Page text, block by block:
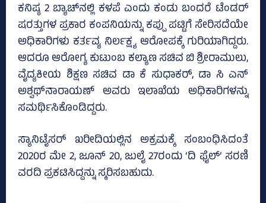
ಕನಿಷ್ಠ 2 ಬ್ಯಾಚ್‌ನಲ್ಲಿ ಕಳಪೆ ಎಂದು ಕಂಡು ಬಂದರೆ ಟೆಂಡರ್‌
ಷರತ್ತುಗಳ ಪ್ರಕಾರ ಕಂಪನಿಯನ್ನು ಕಪ್ಪು ಪಟ್ಟಿಗೆ ಸೇರಿಸದೆಯೇ
ಅಧಿಕಾರಿಗಳು ಕರ್ತವ್ಯ ನಿರ್ಲಕ್ಷ್ಯ ಆರೋಪಕ್ಕೆ ಗುರಿಯಾಗಿದ್ದರು.
ಆದರೂ ಆರೋಗ್ಯ ಕುಟುಂಬ ಕಲ್ಯಾಣ ಸಚಿವ ಬಿ ಶ್ರೀರಾಮುಲು,
ವೈದ್ಯಕೀಯ ಶಿಕ್ಷಣ ಸಚಿವ ಡಾ ಕೆ ಸುಧಾಕರ್‌, ಡಾ ಸಿ ಎನ್‌
ಅಶ್ವಥ್‌ನಾರಾಯಣ್‌ ಅವರು ಇಲಾಖೆಯ ಅಧಿಕಾರಿಗಳನ್ನು
ಸಮರ್ಥಿಸಿಕೊಂಡಿದ್ದರು.
ಸ್ಯಾನಿಟೈಸರ್‌ ಖರೀದಿಯಲ್ಲಿನ ಅಕ್ರಮಕ್ಕೆ ಸಂಬಂಧಿಸಿದಂತೆ
2020ರ ಮೇ 2, ಜೂನ್‌ 20, ಜುಲೈ 27ರಂದು ‘ದಿ ಫೈಲ್‌’ ಸರಣಿ
ವರದಿ ಪ್ರಕಟಿಸಿದ್ದನ್ನು ಸ್ಮರಿಸಬಹುದು.